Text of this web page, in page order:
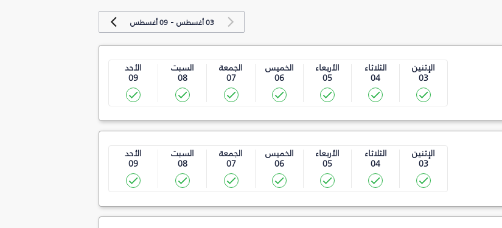
03 أغسطس -09 أغسطس
الإثنين
03
الثلاثاء
04
الأربعاء
05
الخميس
06
الجمعة
07
السبت
08
الأحد
09
الإثنين
03
الثلاثاء
04
الأربعاء
05
الخميس
06
الجمعة
07
السبت
08
الأحد
09